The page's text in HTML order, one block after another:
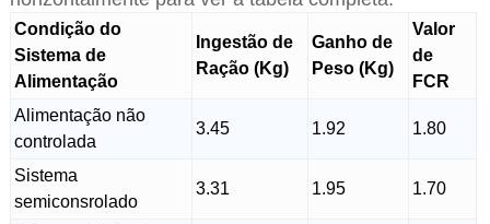
Condição do
Sistema de
Alimentação
Ingestão de
Ração (Kg)
Ganho de
Peso (Kg)
Valor
de
FCR
Alimentação não
controlada
3.45 1.92 1.80
Sistema
semiconsrolado
3.31 1.95 1.70